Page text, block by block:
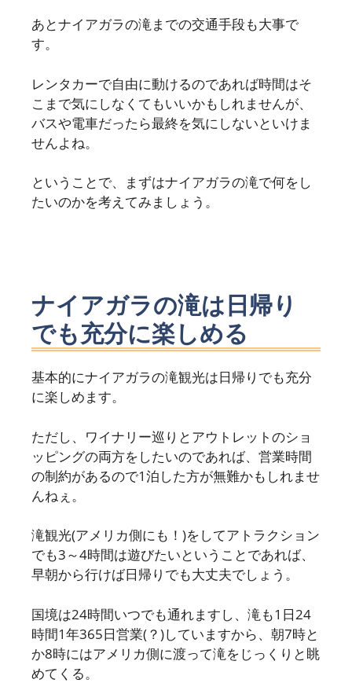
あとナイアガラの滝までの交通手段も大事で
す。
レンタカーで自由に動けるのであれば時間はそ
こまで気にしなくてもいいかもしれませんが、
バスや電車だったら最終を気にしないといけま
せんよね。
ということで、まずはナイアガラの滝で何をし
たいのかを考えてみましょう。
ナイアガラの滝は日帰り
でも充分に楽しめる
基本的にナイアガラの滝観光は日帰りでも充分
に楽しめます。
ただし、ワイナリー巡りとアウトレットのショ
ッピングの両方をしたいのであれば、営業時間
の制約があるので1泊した方が無難かもしれませ
んねぇ。
滝観光(アメリカ側にも！)をしてアトラクション
でも3～4時間は遊びたいということであれば、
早朝から行けば日帰りでも大丈夫でしょう。
国境は24時間いつでも通れますし、滝も1日24
時間1年365日営業(？)していますから、朝7時と
か8時にはアメリカ側に渡って滝をじっくりと眺
めてくる。